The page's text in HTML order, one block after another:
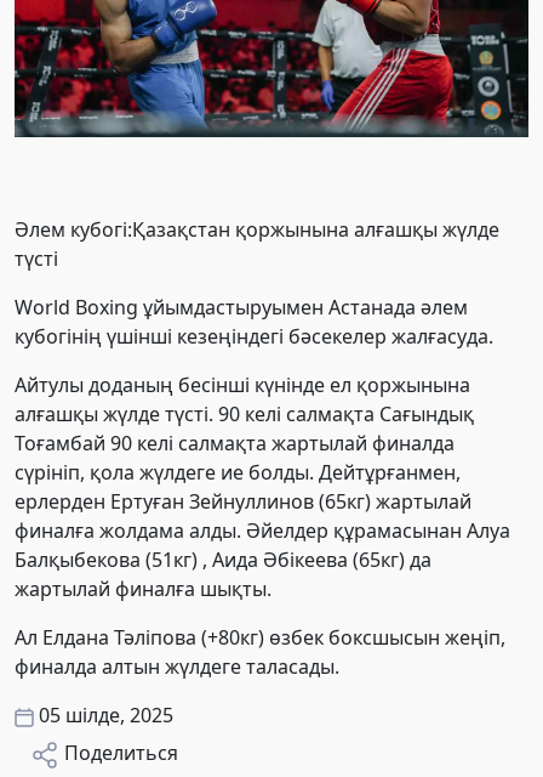
Әлем кубогі:Қазақстан қоржынына алғашқы жүлде
түсті
World Boxing ұйымдастыруымен Астанада әлем
кубогінің үшінші кезеңіндегі бәсекелер жалғасуда.
Айтулы доданың бесінші күнінде ел қоржынына
алғашқы жүлде түсті. 90 келі салмақта Сағындық
Тоғамбай 90 келі салмақта жартылай финалда
сүрініп, қола жүлдеге ие болды. Дейтұрғанмен,
ерлерден Ертуған Зейнуллинов (65кг) жартылай
финалға жолдама алды. Әйелдер құрамасынан Алуа
Балқыбекова (51кг) , Аида Әбікеева (65кг) да
жартылай финалға шықты.
Ал Елдана Тәліпова (+80кг) өзбек боксшысын жеңіп,
финалда алтын жүлдеге таласады.
05 шілде, 2025
Поделиться